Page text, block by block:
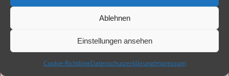
Ablehnen
Einstellungen ansehen
Cookie-RichtlinieDatenschutzerklärungImpressum